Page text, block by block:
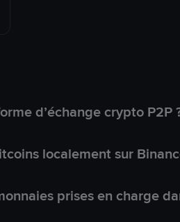
d’échange crypto P2P
localement sur
prises en charge